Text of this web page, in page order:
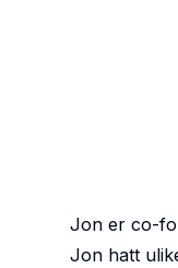
Jon er co-
Jon hatt